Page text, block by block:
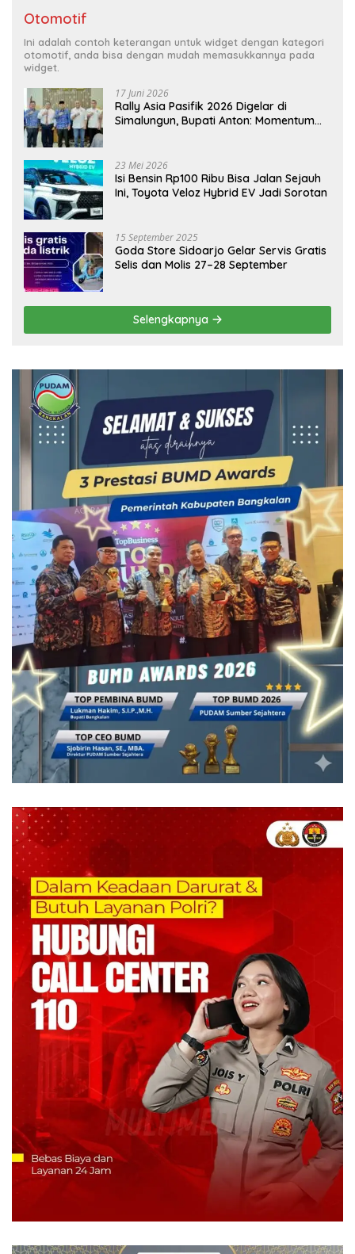
Otomotif
Ini adalah contoh keterangan untuk widget dengan kategori
otomotif, anda bisa dengan mudah memasukkannya pada
widget.
17 Juni 2026
Rally Asia Pasifik 2026 Digelar di
Simalungun, Bupati Anton: Momentum
23 Mei 2026
Isi Bensin Rp100 Ribu Bisa Jalan Sejauh
Ini, Toyota Veloz Hybrid EV Jadi Sorotan
15 September 2025
Goda Store Sidoarjo Gelar Servis Gratis
Selis dan Molis 27–28 September
Selengkapnya